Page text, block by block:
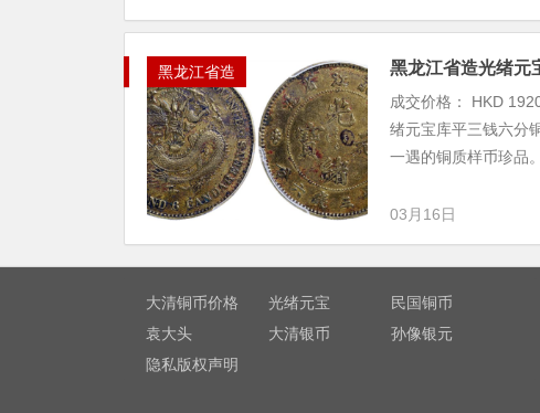
黑龙江省造 黑龙江省造光绪元
成交价格： HKD
绪元宝库平三钱六分
一遇的铜质样币珍品。
03月16日
大清铜币价格 光绪元宝
民国铜币
袁大头
大清银币
孙像银元
隐私版权声明